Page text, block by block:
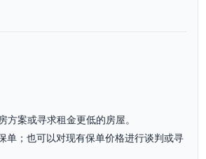
方案或寻求租金更低的房屋。
单；也可以对现有保单价格进行谈判或寻